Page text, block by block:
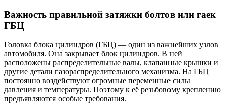
Важность правильной затяжки болтов или гаек
ГБЦ
Головка блока цилиндров (ГБЦ) — один из важнейших узлов
автомобиля. Она закрывает блок цилиндров. В ней
расположены распределительные валы, клапанные крышки и
другие детали газораспределительного механизма. На ГБЦ
постоянно воздействуют огромные переменные силы
давления и температуры. Поэтому к её резьбовому креплению
предъявляются особые требования.